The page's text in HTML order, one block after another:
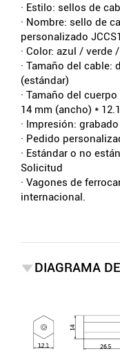
· Estilo: sellos de
· Nombre: sello de
personalizado
· Color: azul / verde
· Tamaño del cable:
(estándar)
· Tamaño del
14 mm (ancho) *
· Impresión:
· Pedido
· Estándar o no
Solicitud
· Vagones de
internacional.
DIAGRAMA